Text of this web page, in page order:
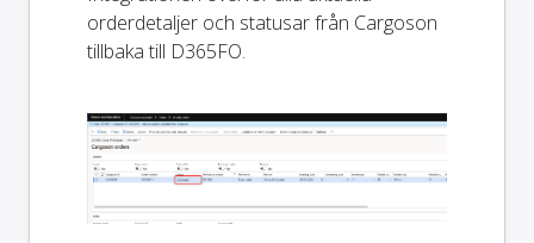
orderdetaljer och statusar från Cargoson
tillbaka till D365FO.